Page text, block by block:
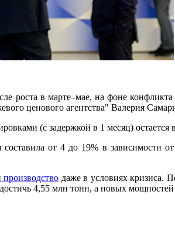
роста в марте–мае, на фоне
ценового агентства" Валерия
(с задержкой в 1 месяц)
составила от 4 до 19% в
даже в условиях кризиса.
4,55 млн тонн, а новых